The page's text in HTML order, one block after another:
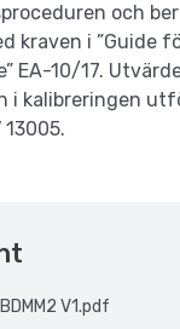
och
kraven i ”Guide
EA-10/17.
i kalibreringen
13005.
V1.pdf